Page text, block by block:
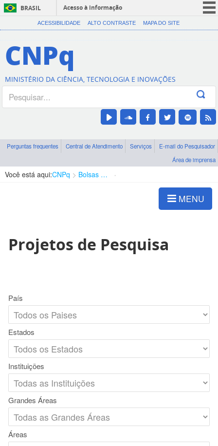
BRASIL
Acesso à informação
CORONAVÍRUS (COVID-19)
Canais
ACESSIBILIDADE ALTO CONTRASTE MAPA DO SITE
CNPq
MINISTÉRIO DA CIÊNCIA, TECNOLOGIA E INOVAÇÕES
Perguntas frequentes Central de Atendimento Serviços
E-mail do Pesquisador
Área de imprensa
Você está aqui:CNPq Bolsas e Auxílios Vigentes
MENU
Projetos de Pesquisa
País
Estados
Instituições
Grandes Áreas
Áreas